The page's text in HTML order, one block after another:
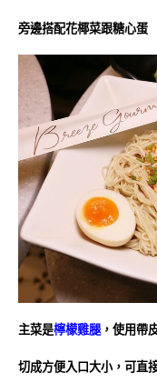
旁邊搭配花椰菜跟糖心蛋
主菜是檸檬雞腿 ，使用帶
切成方便入口大小，可直